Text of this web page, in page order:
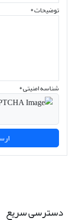
توضیحات *
شناسه امنیتی *
دسترسی سریع